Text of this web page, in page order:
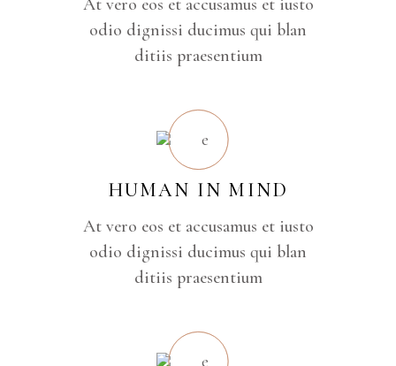
At vero eos et accusamus et iusto
odio dignissi ducimus qui blan
ditiis praesentium
HUMAN IN MIND
At vero eos et accusamus et iusto
odio dignissi ducimus qui blan
ditiis praesentium